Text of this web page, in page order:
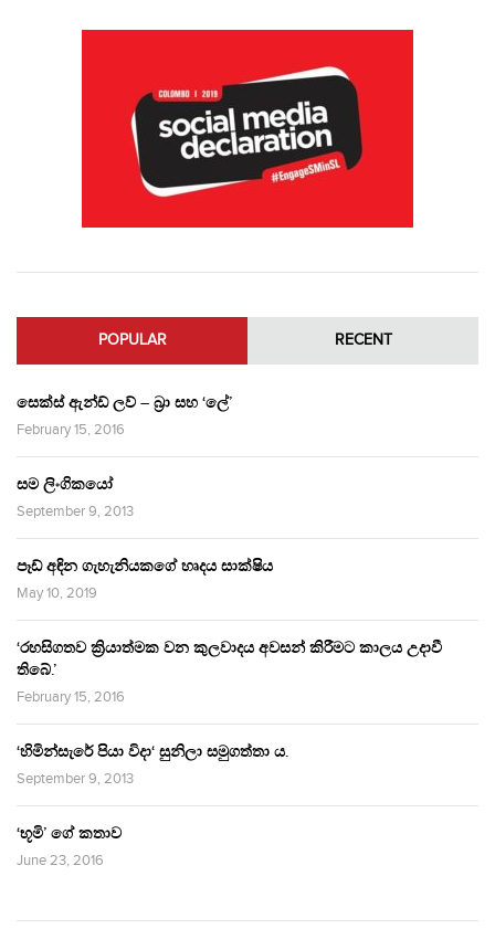
POPULAR RECENT
සෙක්ස් ඇන්ඩ් ලව් – බ්‍රා සහ ‘ලේ’
February 15, 2016
සම ලිංගිකයෝ
September 9, 2013
පෑඩ් අඳින ගැහැනියකගේ හෘදය සාක්ෂිය
May 10, 2019
‘රහසිගතව ක්‍රියාත්මක වන කුලවාදය අවසන් කිරීමට කාලය උදාවී
තිබේ.’
February 15, 2016
‘හිමින්සැරේ පියා විදා‘ සුනිලා සමුගත්තා ය.
September 9, 2013
‘භූමි’ ගේ කතාව
June 23, 2016